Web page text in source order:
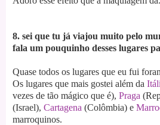
8. sei que tu já viajou muito pelo
fala um pouquinho desses lugares
Quase todos os lugares que eu fui
Os lugares que mais gostei além da
vezes de tão mágico que é), Praga
(Israel), Cartagena (Colômbia) e
marroquinos.